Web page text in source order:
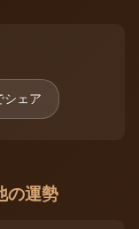
シェア
の運勢